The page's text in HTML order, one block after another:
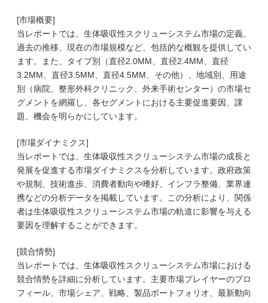
[市場概要]
当レポートでは、生体吸収性スクリューシステム市場の定義、
過去の推移、現在の市場規模など、包括的な概観を提供してい
ます。また、タイプ別（直径2.0MM、直径2.4MM、直径
3.2MM、直径3.5MM、直径4.5MM、その他）、地域別、用途
別（病院、整形外科クリニック、外来手術センター）の市場セ
グメントを網羅し、各セグメントにおける主要促進要因、課
題、機会を明らかにしています。
[市場ダイナミクス]
当レポートでは、生体吸収性スクリューシステム市場の成長と
発展を促進する市場ダイナミクスを分析しています。政府政策
や規制、技術進歩、消費者動向や嗜好、インフラ整備、業界連
携などの分析データを掲載しています。この分析により、関係
者は生体吸収性スクリューシステム市場の軌道に影響を与える
要因を理解することができます。
[競合情勢]
当レポートでは、生体吸収性スクリューシステム市場における
競合情勢を詳細に分析しています。主要市場プレイヤーのプロ
フィール、市場シェア、戦略、製品ポートフォリオ、最新動向